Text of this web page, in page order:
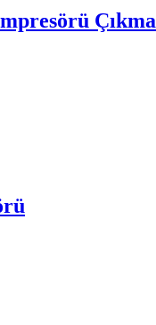
Çıkma